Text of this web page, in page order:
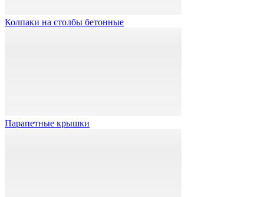
Колпаки на столбы бетонные
Парапетные крышки